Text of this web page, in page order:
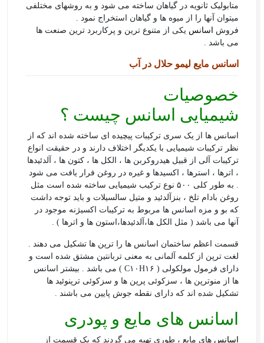
متابولیک ثانویه در گیاهان ساخته می­ شود و به روش­های مختلفی
می­توان آن­ها را از میوه­ ها و گیاهان استخراج نمود .
فروش اسانس یکی از متنوع ترین و پرکاربرد ترین صنعت ها
می باشد .
اسانس مایع لیمو حلال در آب
خصوصیات
شیمیایی اسانس چیست ؟
اسانس ها از یک سری ترکیبات پیچیده ای ساخته شده اند که از
نظر ترکیبات شیمیایی با یکدیگر اختلاف دارند و در حقیقت انواع
ترکیبات آلی از قبیل هیدروکربن ها ، الکل ها ، کتون ها ، آلدئیدها
، اترها ، استرها ، اکسیدها و غیره در روغن فرار یافت می شود
. به طور کلی ۵۰۰ نوع ترکیب شیمیایی ساخته شده است مثل
روغن بادام تلخ ، بنزآلدئید و متیل سالسیلات و باید توجه داشت
که بو و مزه اسانس ها مربوط به ترکیبات اکسیژنه موجود در
آنها می باشد ( مثل الکل ها،آلدئیدها،استون ها و اترها ) .
قسمت اعظم ساختمان اسانس ها را ترپن ها تشکیل می دهند .
لغت ترپن از کلمه آلمانی به معنی تربانتین مشتق شده است و
دارای فرمول مولکولی ( C۱۰H۱۶ ) می باشد . بیشتر اسانس
ها از منوترپن ها ، سزکوئی پرپن ها و سزکوئی ترپنوئید ها
تشکیل شده اند که دارای نقطه جوش پایین می باشند .
اسانس های مایع و پودری
اسانس های مایع ، طوری تهیه می گردند که یک قسمت از